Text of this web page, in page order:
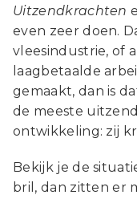
Uitzendkrachten
even zeer doen.
vleesindustrie, of
laagbetaalde
gemaakt, dan is
de meeste
ontwikkeling: zij
Bekijk je de
bril, dan zitten er